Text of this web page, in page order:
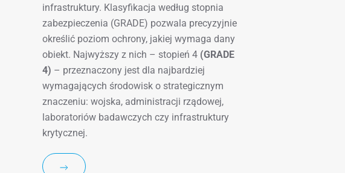
infrastruktury. Klasyfikacja według stopnia
zabezpieczenia (GRADE) pozwala precyzyjnie
określić poziom ochrony, jakiej wymaga dany
obiekt. Najwyższy z nich – stopień 4 (GRADE
4) – przeznaczony jest dla najbardziej
wymagających środowisk o strategicznym
znaczeniu: wojska, administracji rządowej,
laboratoriów badawczych czy infrastruktury
krytycznej.